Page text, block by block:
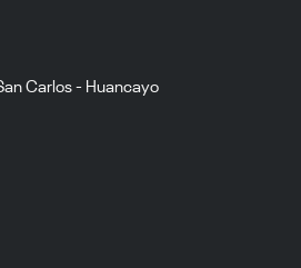
Carlos - Huancayo